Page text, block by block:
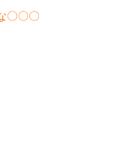
〇〇〇